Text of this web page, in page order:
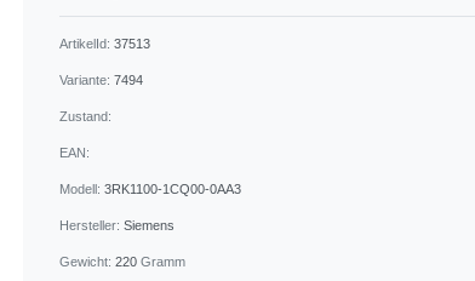
ArtikelId: 37513
Variante: 7494
Zustand:
EAN:
Modell: 3RK1100-1CQ00-0AA3
Hersteller: Siemens
Gewicht: 220 Gramm